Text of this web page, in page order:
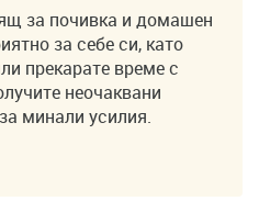
за почивка и домашен
за себе си, като
прекарате време с
неочаквани
минали усилия.